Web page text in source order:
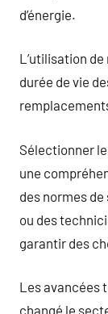
d’énergie.
L’utilisation
durée de vie
Sélectionner
une
des normes
ou des
garantir des
Les avancées
changé le